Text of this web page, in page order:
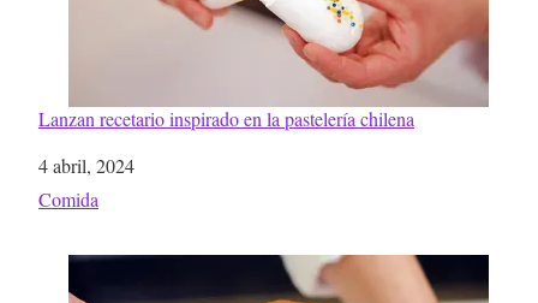
Lanzan recetario inspirado en la pastelería chilena
Fecha
4 abril, 2024
Respecto a
Comida